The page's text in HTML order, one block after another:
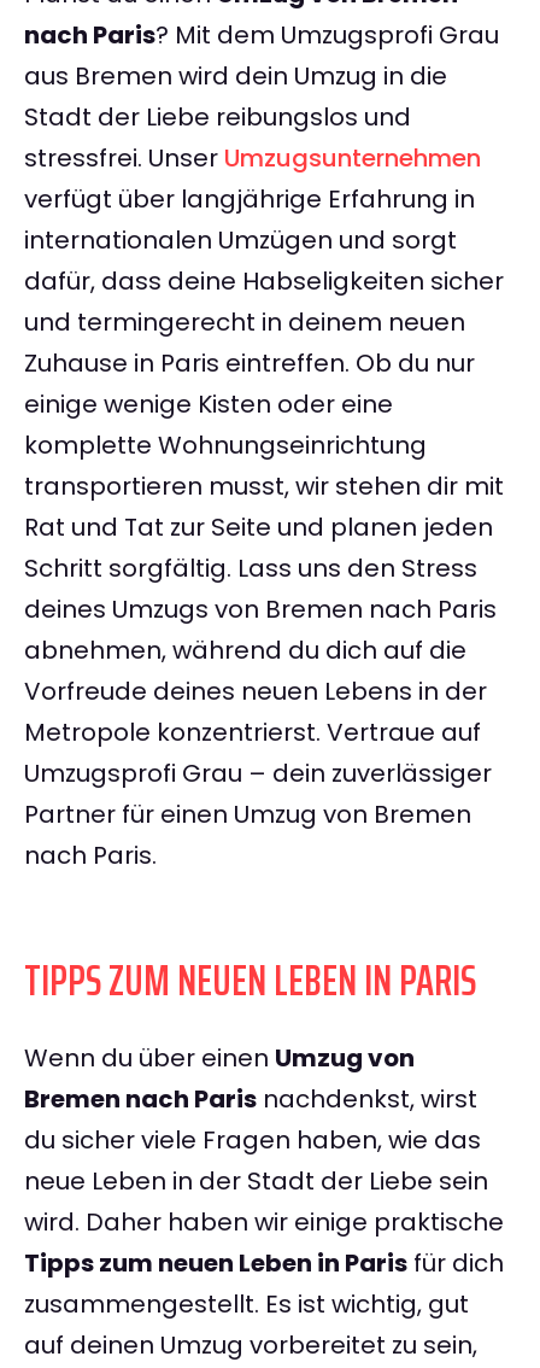
nach Paris? Mit dem Umzugsprofi Grau
aus Bremen wird dein Umzug in die
Stadt der Liebe reibungslos und
stressfrei. Unser Umzugsunternehmen
verfügt über langjährige Erfahrung in
internationalen Umzügen und sorgt
dafür, dass deine Habseligkeiten sicher
und termingerecht in deinem neuen
Zuhause in Paris eintreffen. Ob du nur
einige wenige Kisten oder eine
komplette Wohnungseinrichtung
transportieren musst, wir stehen dir mit
Rat und Tat zur Seite und planen jeden
Schritt sorgfältig. Lass uns den Stress
deines Umzugs von Bremen nach Paris
abnehmen, während du dich auf die
Vorfreude deines neuen Lebens in der
Metropole konzentrierst. Vertraue auf
Umzugsprofi Grau – dein zuverlässiger
Partner für einen Umzug von Bremen
nach Paris.
TIPPS ZUM NEUEN LEBEN IN PARIS
Wenn du über einen Umzug von
Bremen nach Paris nachdenkst, wirst
du sicher viele Fragen haben, wie das
neue Leben in der Stadt der Liebe sein
wird. Daher haben wir einige praktische
Tipps zum neuen Leben in Paris für dich
zusammengestellt. Es ist wichtig, gut
auf deinen Umzug vorbereitet zu sein,